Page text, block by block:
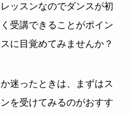
ッスンなのでダンスが初
受講できることがポイン
に目覚めてみませんか？
迷ったときは、まずはス
を受けてみるのがおすす